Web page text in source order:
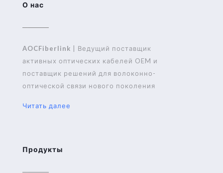
О нас
AOCFiberlink | Ведущий поставщик
активных оптических кабелей OEM и
поставщик решений для волоконно-
оптической связи нового поколения
Читать далее
Продукты